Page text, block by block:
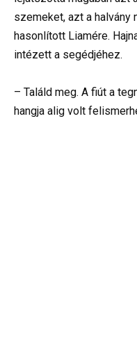
szemeket, azt a
hasonlított Liamére.
intézett a segédjéhez.
– Találd meg. A fiút a
hangja alig volt